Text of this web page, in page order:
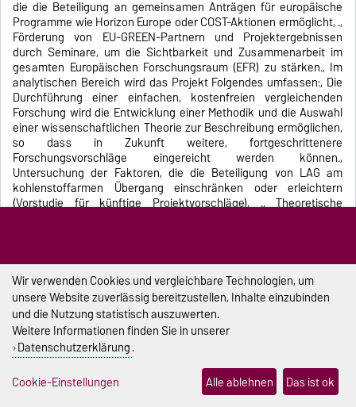
die die Beteiligung an gemeinsamen Anträgen für europäische
Programme wie Horizon Europe oder COST-Aktionen ermöglicht, .,
Förderung von EU-GREEN-Partnern und Projektergebnissen
durch Seminare, um die Sichtbarkeit und Zusammenarbeit im
gesamten Europäischen Forschungsraum (EFR) zu stärken., Im
analytischen Bereich wird das Projekt Folgendes umfassen:, Die
Durchführung einer einfachen, kostenfreien vergleichenden
Forschung wird die Entwicklung einer Methodik und die Auswahl
einer wissenschaftlichen Theorie zur Beschreibung ermöglichen,
so dass in Zukunft weitere, fortgeschrittenere
Forschungsvorschläge eingereicht werden können.,
Untersuchung der Faktoren, die die Beteiligung von LAG am
kohlenstoffarmen Übergang einschränken oder erleichtern
(Vorstudie für künftige Projektvorschläge), ., Theoretische
und Motivationsfaktoren, die das Umweltengagement von LAGs
beeinflussen (Vorstudie für zukünftige Projektvorschläge), CLEAR
verfolgt einen Ansatz mit gemischten Methoden, der (a)
Teambildung durch Online-Sitzungen, persönliche Seminare und
interne Aktionen an den Heimatuniversitäten und (b) eine
Vorstudie für künftige vollständige Projektvorschläge durch
Inhaltsanalyse der LAG-Strategien, halbstrukturierte Interviews
und theoretische Interpretation kombiniert. Dieses Projekt wird
das Engagement der LAGs in kohlenstoffarmen Aktivitäten
kartieren, bewährte Verfahren identifizieren und Empfehlungen
Wir verwenden Cookies und vergleichbare Technologien, um
unsere Website zuverlässig bereitzustellen, Inhalte einzubinden
und die Nutzung statistisch auszuwerten.
Weitere Informationen finden Sie in unserer
Datenschutzerklärung.
Cookie-Einstellungen
Alle ablehnen Das ist ok